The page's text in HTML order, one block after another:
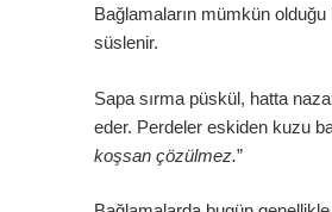
Bağlamaların mümkün
süslenir.
Sapa sırma püskül, hatta
eder. Perdeler eskiden kuzu
koşsan çözülmez.”